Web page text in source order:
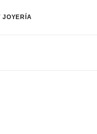
JOYERÍA